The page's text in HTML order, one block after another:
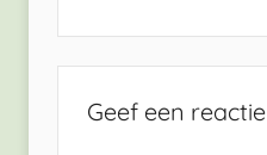
Geef een reactie